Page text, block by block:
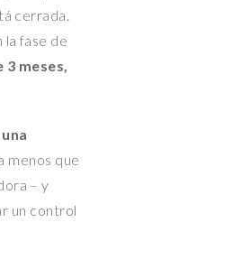
cerrada.
la fase de
meses,
menos que
– y
un control